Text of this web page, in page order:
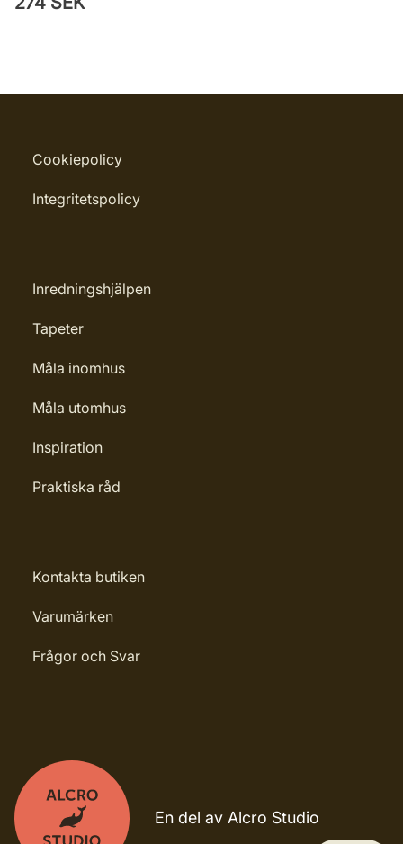
Cookiepolicy
Integritetspolicy
Inredningshjälpen
Tapeter
Måla inomhus
Måla utomhus
Inspiration
Praktiska råd
Kontakta butiken
Varumärken
Frågor och Svar
En del av Alcro Studio